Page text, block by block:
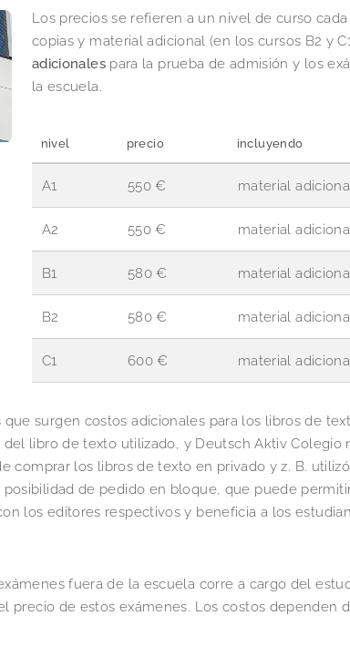
Los precios se refieren a un nivel de curso
copias y material adicional (en los cursos B2 y
adicionalespara la prueba de admisión y los
la escuela.
nivel precio incluyendo
A1 550 € material
A2 550 € material
B1 580 € material
B2 580 € material
C1 600 € material
surgen costos adicionales para los libros de
libro de texto utilizado, y Deutsch Aktiv Colegio
comprar los libros de texto en privado y z. B.
posibilidad de pedido en bloque, que puede
los editores respectivos y beneficia a los
fuera de la escuela corre a cargo del
precio de estos exámenes. Los costos dependen